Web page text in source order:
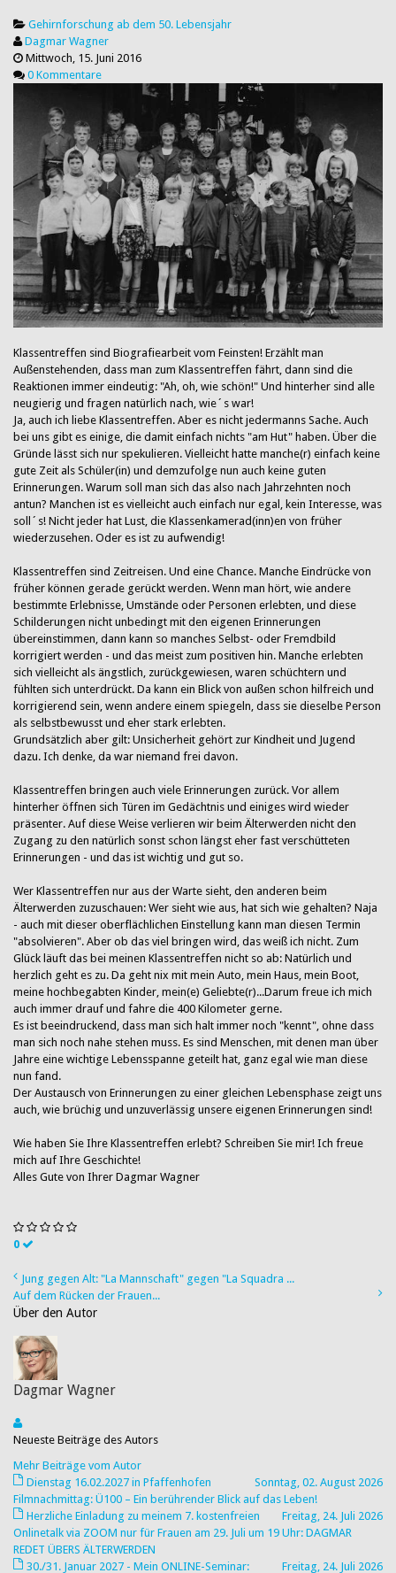
Gehirnforschung ab dem 50. Lebensjahr
Dagmar Wagner
Mittwoch, 15. Juni 2016
0 Kommentare
Klassentreffen sind Biografiearbeit vom Feinsten! Erzählt man
Außenstehenden, dass man zum Klassentreffen fährt, dann sind die
Reaktionen immer eindeutig: "Ah, oh, wie schön!" Und hinterher sind alle
neugierig und fragen natürlich nach, wie´s war!
Ja, auch ich liebe Klassentreffen. Aber es nicht jedermanns Sache. Auch
bei uns gibt es einige, die damit einfach nichts "am Hut" haben. Über die
Gründe lässt sich nur spekulieren. Vielleicht hatte manche(r) einfach keine
gute Zeit als Schüler(in) und demzufolge nun auch keine guten
Erinnerungen. Warum soll man sich das also nach Jahrzehnten noch
antun? Manchen ist es vielleicht auch einfach nur egal, kein Interesse, was
soll´s! Nicht jeder hat Lust, die Klassenkamerad(inn)en von früher
wiederzusehen. Oder es ist zu aufwendig!
Klassentreffen sind Zeitreisen. Und eine Chance. Manche Eindrücke von
früher können gerade gerückt werden. Wenn man hört, wie andere
bestimmte Erlebnisse, Umstände oder Personen erlebten, und diese
Schilderungen nicht unbedingt mit den eigenen Erinnerungen
übereinstimmen, dann kann so manches Selbst- oder Fremdbild
korrigiert werden - und das meist zum positiven hin. Manche erlebten
sich vielleicht als ängstlich, zurückgewiesen, waren schüchtern und
fühlten sich unterdrückt. Da kann ein Blick von außen schon hilfreich und
korrigierend sein, wenn andere einem spiegeln, dass sie dieselbe Person
als selbstbewusst und eher stark erlebten.
Grundsätzlich aber gilt: Unsicherheit gehört zur Kindheit und Jugend
dazu. Ich denke, da war niemand frei davon.
Klassentreffen bringen auch viele Erinnerungen zurück. Vor allem
hinterher öffnen sich Türen im Gedächtnis und einiges wird wieder
präsenter. Auf diese Weise verlieren wir beim Älterwerden nicht den
Zugang zu den natürlich sonst schon längst eher fast verschütteten
Erinnerungen - und das ist wichtig und gut so.
Wer Klassentreffen nur aus der Warte sieht, den anderen beim
Älterwerden zuzuschauen: Wer sieht wie aus, hat sich wie gehalten? Naja
- auch mit dieser oberflächlichen Einstellung kann man diesen Termin
"absolvieren". Aber ob das viel bringen wird, das weiß ich nicht. Zum
Glück läuft das bei meinen Klassentreffen nicht so ab: Natürlich und
herzlich geht es zu. Da geht nix mit mein Auto, mein Haus, mein Boot,
meine hochbegabten Kinder, mein(e) Geliebte(r)...Darum freue ich mich
auch immer drauf und fahre die 400 Kilometer gerne.
Es ist beeindruckend, dass man sich halt immer noch "kennt", ohne dass
man sich noch nahe stehen muss. Es sind Menschen, mit denen man über
Jahre eine wichtige Lebensspanne geteilt hat, ganz egal wie man diese
nun fand.
Der Austausch von Erinnerungen zu einer gleichen Lebensphase zeigt uns
auch, wie brüchig und unzuverlässig unsere eigenen Erinnerungen sind!
Wie haben Sie Ihre Klassentreffen erlebt? Schreiben Sie mir! Ich freue
mich auf Ihre Geschichte!
Alles Gute von Ihrer Dagmar Wagner
0
Jung gegen Alt: "La Mannschaft" gegen "La Squadra ...
Auf dem Rücken der Frauen...
Über den Autor
Dagmar Wagner
Neueste Beiträge des Autors
Mehr Beiträge vom Autor
Sonntag, 02. August 2026
Dienstag 16.02.2027 in Pfaffenhofen
Filmnachmittag: Ü100 – Ein berührender Blick auf das Leben!
Freitag, 24. Juli 2026
Herzliche Einladung zu meinem 7. kostenfreien
Onlinetalk via ZOOM nur für Frauen am 29. Juli um 19 Uhr: DAGMAR
REDET ÜBERS ÄLTERWERDEN
Freitag, 24. Juli 2026
30./31. Januar 2027 - Mein ONLINE-Seminar: